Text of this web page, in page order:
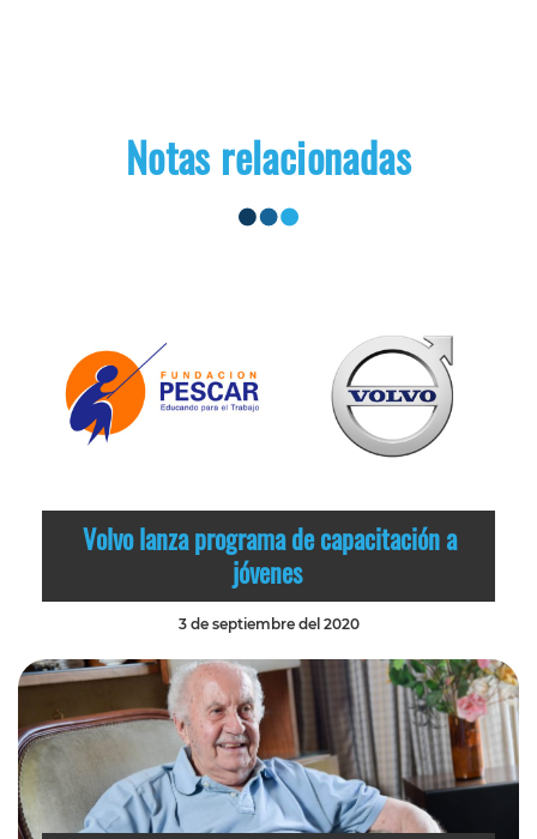
Notas relacionadas
Volvo lanza programa de capacitación a
jóvenes
3 de septiembre del 2020